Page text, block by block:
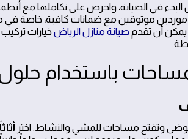
في الصيانة، واحرص على تكاملها مع أنظمة
موردين موثوقين مع ضمانات كافية، خاصة
أن تقدم صيانة منازل الرياضخيارات
وتفتح مساحات للمشي والنشاط. اختر